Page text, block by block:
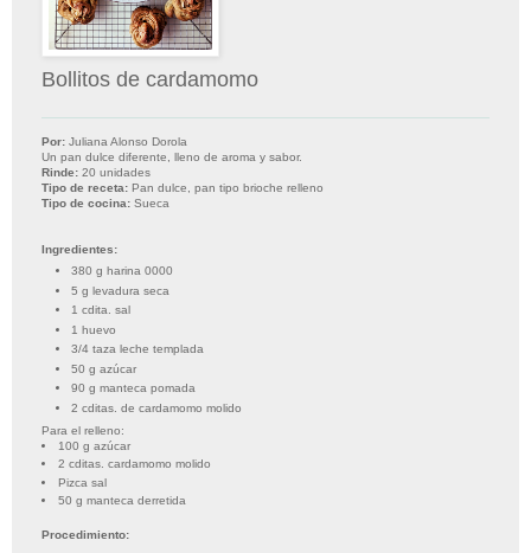
Bollitos de cardamomo
Por: Juliana Alonso Dorola
Un pan dulce diferente, lleno de aroma y sabor.
Rinde: 20 unidades
Tipo de receta: Pan dulce, pan tipo brioche relleno
Tipo de cocina: Sueca
Ingredientes:
380 g harina 0000
5 g levadura seca
1 cdita. sal
1 huevo
3/4 taza leche templada
50 g azúcar
90 g manteca pomada
2 cditas. de cardamomo molido
Para el relleno:
100 g azúcar
2 cditas. cardamomo molido
Pizca sal
50 g manteca derretida
Procedimiento: